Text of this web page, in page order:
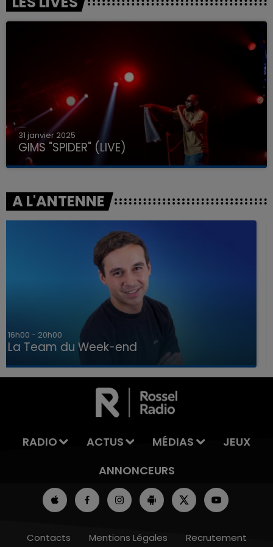
DU WEEK-END
31 janvier 2025
GIMS "SPIDER" (LIVE)
A L'ANTENNE
7h00 - 12h00
La Team du Week-end
RADIO ACTUS MÉDIAS
JEUX
ANNONCEURS
Contacts Mentions Légales Recrutement